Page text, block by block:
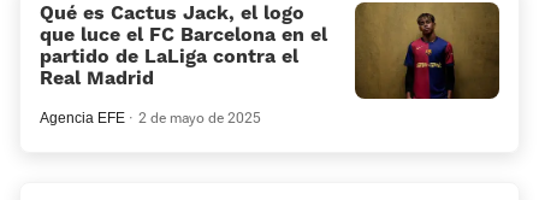
Qué es Cactus Jack, el logo
que luce el FC Barcelona en el
partido de LaLiga contra el
Real Madrid
Agencia EFE 2 de mayo de 2025